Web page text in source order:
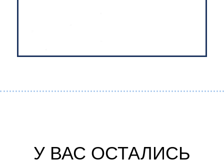
У ВАС ОСТАЛИСЬ